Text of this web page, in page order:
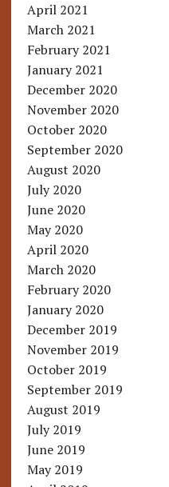
April 2021
March 2021
February 2021
January 2021
December 2020
November 2020
October 2020
September 2020
August 2020
July 2020
June 2020
May 2020
April 2020
March 2020
February 2020
January 2020
December 2019
November 2019
October 2019
September 2019
August 2019
July 2019
June 2019
May 2019